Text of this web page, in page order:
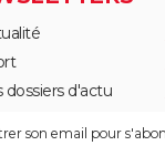
dossiers d'actu